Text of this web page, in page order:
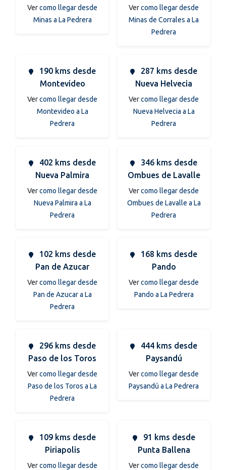
Vercomo llegar desde
Minas a La Pedrera
Vercomo llegar desde
Minas de Corrales a La
Pedrera
190 kms desde
Montevideo
Vercomo llegar desde
Montevideo a La
Pedrera
287 kms desde
Nueva Helvecia
Vercomo llegar desde
Nueva Helvecia a La
Pedrera
402 kms desde
Nueva Palmira
Vercomo llegar desde
Nueva Palmira a La
Pedrera
346 kms desde
Ombues de Lavalle
Vercomo llegar desde
Ombues de Lavalle a La
Pedrera
102 kms desde
Pan de Azucar
Vercomo llegar desde
Pan de Azucar a La
Pedrera
168 kms desde
Pando
Vercomo llegar desde
Pando a La Pedrera
296 kms desde
Paso de los Toros
Vercomo llegar desde
Paso de los Toros a La
Pedrera
444 kms desde
Paysandú
Vercomo llegar desde
Paysandú a La Pedrera
109 kms desde
Piriapolis
Vercomo llegar desde
91 kms desde
Punta Ballena
Vercomo llegar desde